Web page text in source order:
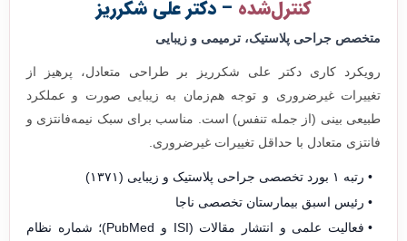
کنترل‌شده – دکتر علی شکرریز
متخصص جراحی پلاستیک، ترمیمی و زیبایی
رویکرد کاری دکتر علی شکرریز بر طراحی متعادل، پرهیز از
تغییرات غیرضروری و توجه هم‌زمان به زیبایی صورت و عملکرد
طبیعی بینی (از جمله تنفس) است. مناسب برای سبک نیمه‌فانتزی و
فانتزی متعادل با حداقل تغییرات غیرضروری.
رتبه ۱ بورد تخصصی جراحی پلاستیک و زیبایی (۱۳۷۱)
رئیس اسبق بیمارستان تخصصی ناجا
فعالیت علمی و انتشار مقالات (ISI و PubMed)؛ شماره نظام